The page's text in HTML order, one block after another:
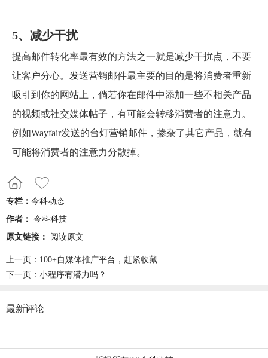
5、减少干扰
提高邮件转化率最有效的方法之一就是减少干扰点，不要
让客户分心。发送营销邮件最主要的目的是将消费者重新
吸引到你的网站上，倘若你在邮件中添加一些不相关产品
的视频或社交媒体帖子，有可能会转移消费者的注意力。
例如Wayfair发送的台灯营销邮件，掺杂了其它产品，就有
可能将消费者的注意力分散掉。
专栏： 今科动态
作者： 今科科技
原文链接：
阅读原文
上一页： 100+自媒体推广平台，赶紧收藏
下一页： 小程序有潜力吗？
最新评论